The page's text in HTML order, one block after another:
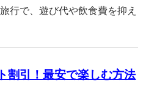
行で、遊び代や飲食費を抑え
割引！最安で楽しむ方法